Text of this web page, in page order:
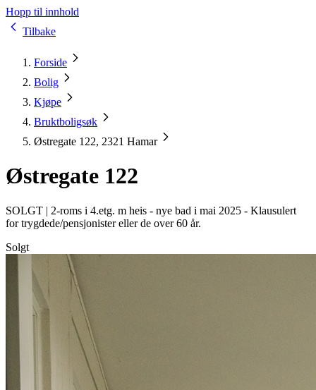
Hopp til innhold
Tilbake
Forside
Bolig
Kjøpe
Bruktboligsøk
Østregate 122, 2321 Hamar
Østregate 122
SOLGT | 2-roms i 4.etg. m heis - nye bad i mai 2025 - Klausulert
for trygdede/pensjonister eller de over 60 år.
Solgt